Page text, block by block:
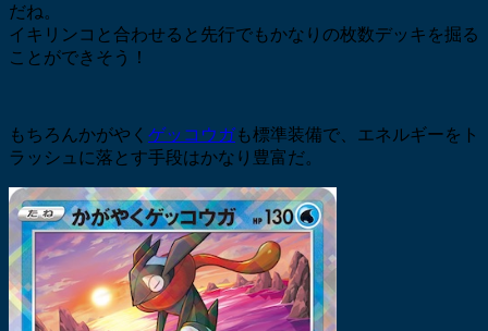
だね。
イキリンコと合わせると先行でもかなりの枚数デッキを掘る
ことができそう！
もちろんかがやく ゲッコウガも標準装備で、エネルギーをト
ラッシュに落とす手段はかなり豊富だ。